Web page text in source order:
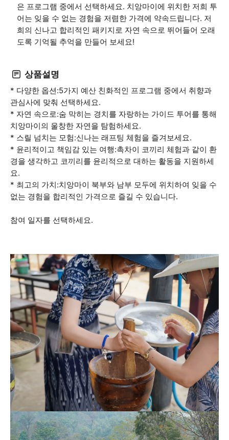
은 프로그램 중에서 선택하세요. 치앙마이에 위치한 저희 투
어는 잊을 수 없는 경험을 저렴한 가격에 약속드립니다. 저
희의 신나고 합리적인 패키지로 자연 속으로 뛰어들어 오래
도록 기억될 추억을 만들어 보세요!
상품설명
* 다양한 옵션:5가지 예산 친화적인 프로그램 중에서 취향과
관심사에 맞춰 선택하세요.
* 자연 속으로:숨 막히는 경치를 자랑하는 가이드 투어를 통해
치앙마이의 울창한 자연을 탐험하세요.
* 스릴 넘치는 모험:신나는 래프팅 체험을 즐겨보세요.
* 윤리적이고 책임감 있는 여행:촉차이 코끼리 체험과 같이 환
경을 생각하고 코끼리를 윤리적으로 대하는 활동을 지원하세
요.
* 최고의 가치:치앙마이 북부와 남부 모두에 위치하여 잊을 수
없는 경험을 합리적인 가격으로 즐길 수 있습니다.
참여 일자를 선택하세요.